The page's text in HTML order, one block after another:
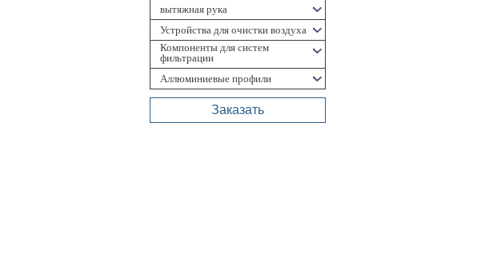
вытяжная рука
Устройства для очистки воздуха
Компоненты для систем
фильтрации
Aллюминиевые профили
Заказать